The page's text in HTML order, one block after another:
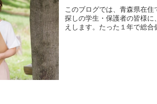
このブログでは、青森県在
探しの学生・保護者の皆様
えします。たった１年で総合